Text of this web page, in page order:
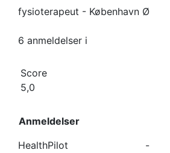
fysioterapeut - København Ø
6 anmeldelser i
Score
5,0
Anmeldelser
HealthPilot
-